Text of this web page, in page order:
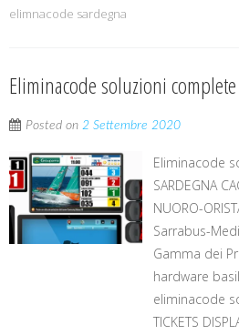
elimnacode sardegna
Eliminacode soluzioni complete
Posted on 2 Settembre 2020
Eliminacode
SARDEGNA
NUORO-
Sarrabus-
Gamma dei
hardware
eliminacode
TICKETS